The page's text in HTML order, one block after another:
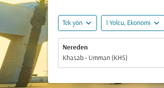
Tek yön expand_more 1 Yolcu, Ekonomi expand_more
Nereden